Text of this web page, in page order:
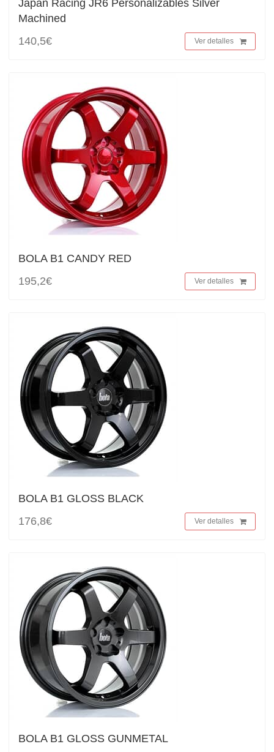
Japan Racing JR6 Personalizables Silver
Machined
140,5€
Ver detalles
BOLA B1 CANDY RED
195,2€
Ver detalles
BOLA B1 GLOSS BLACK
176,8€
Ver detalles
BOLA B1 GLOSS GUNMETAL